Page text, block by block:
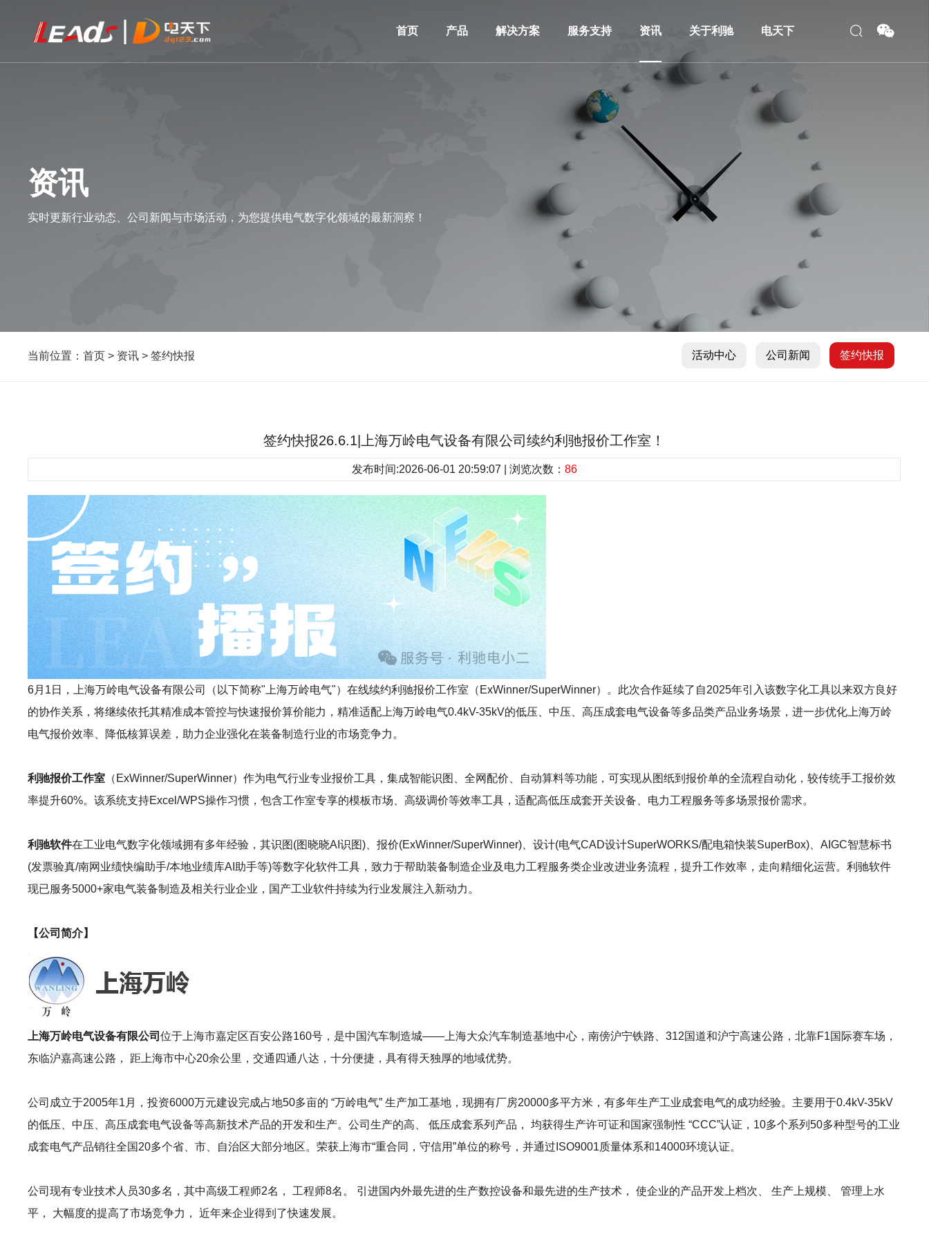
首页 产品 解决方案 服务支持 资讯 关于利驰 电天下
资讯
实时更新行业动态、公司新闻与市场活动，为您提供电气数字化领域的最新洞察！
当前位置：首页 > 资讯 >签约快报 活动中心 公司新闻 签约快报
签约快报26.6.1|上海万岭电气设备有限公司续约利驰报价工作室！
发布时间:2026-06-01 20:59:07 | 浏览次数： 86
6月1日，上海万岭电气设备有限公司（以下简称"上海万岭电气"）在线续约利驰报价工作室（ExWinner/SuperWinner）。此次合作延续了自2025年引入该数字化工具以来双方良好
的协作关系，将继续依托其精准成本管控与快速报价算价能力，精准适配上海万岭电气0.4kV-35kV的低压、中压、高压成套电气设备等多品类产品业务场景，进一步优化上海万岭
电气报价效率、降低核算误差，助力企业强化在装备制造行业的市场竞争力。
利驰报价工作室 （ExWinner/SuperWinner）作为电气行业专业报价工具，集成智能识图、全网配价、自动算料等功能，可实现从图纸到报价单的全流程自动化，较传统手工报价效
率提升60%。该系统支持Excel/WPS操作习惯，包含工作室专享的模板市场、高级调价等效率工具，适配高低压成套开关设备、电力工程服务等多场景报价需求。
利驰软件在工业电气数字化领域拥有多年经验，其识图(图晓晓AI识图)、报价(ExWinner/SuperWinner)、设计(电气CAD设计SuperWORKS/配电箱快装SuperBox)、AIGC智慧标书
(发票验真/南网业绩快编助手/本地业绩库AI助手等)等数字化软件工具，致力于帮助装备制造企业及电力工程服务类企业改进业务流程，提升工作效率，走向精细化运营。利驰软件
现已服务5000+家电气装备制造及相关行业企业，国产工业软件持续为行业发展注入新动力。
【公司简介】
上海万岭电气设备有限公司位于上海市嘉定区百安公路160号，是中国汽车制造城——上海大众汽车制造基地中心，南傍沪宁铁路、312国道和沪宁高速公路，北靠F1国际赛车场，
东临沪嘉高速公路， 距上海市中心20余公里，交通四通八达，十分便捷，具有得天独厚的地域优势。
公司成立于2005年1月，投资6000万元建设完成占地50多亩的 “万岭电气” 生产加工基地，现拥有厂房20000多平方米，有多年生产工业成套电气的成功经验。主要用于0.4kV-35kV
的低压、中压、高压成套电气设备等高新技术产品的开发和生产。公司生产的高、 低压成套系列产品， 均获得生产许可证和国家强制性 “CCC”认证，10多个系列50多种型号的工业
成套电气产品销往全国20多个省、市、自治区大部分地区。荣获上海市“重合同，守信用”单位的称号，并通过ISO9001质量体系和14000环境认证。
公司现有专业技术人员30多名，其中高级工程师2名， 工程师8名。 引进国内外最先进的生产数控设备和最先进的生产技术， 使企业的产品开发上档次、 生产上规模、 管理上水
平， 大幅度的提高了市场竞争力， 近年来企业得到了快速发展。